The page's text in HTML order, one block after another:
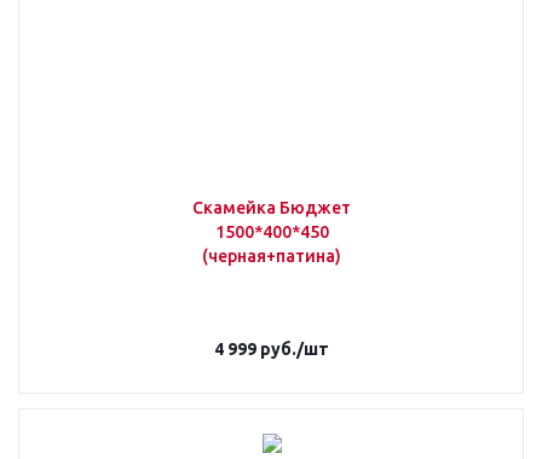
Скамейка Бюджет
1500*400*450
(черная+патина)
4 999 руб./шт